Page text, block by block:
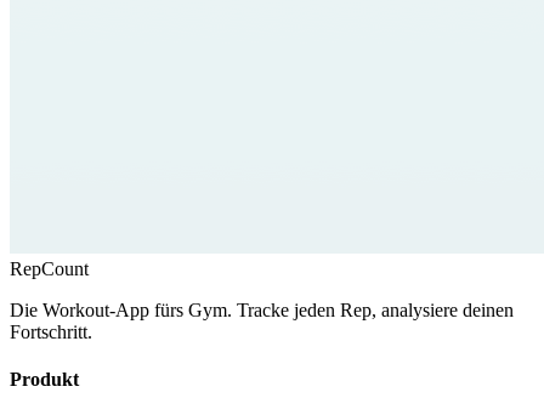
RepCount
Die Workout-App fürs Gym. Tracke jeden Rep, analysiere deinen
Fortschritt.
Produkt